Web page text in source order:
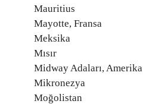
Mauritius
Mayotte, Fransa
Meksika
Mısır
Midway Adaları, Amerika
Mikronezya
Moğolistan